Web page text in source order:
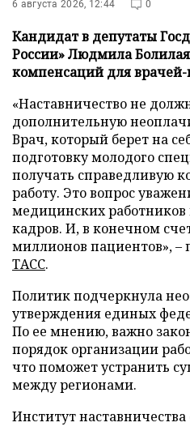
6 августа 2026, 12:44 0
Кандидат в депутаты
России» Людмила
компенсаций для врачей-
«Наставничество не
дополнительную
Врач, который берет на
подготовку молодого
получать справедливую
работу. Это вопрос
медицинских работников
кадров. И, в конечном
миллионов пациентов», –
ТАСС.
Политик подчеркнула
утверждения единых
По ее мнению, важно
порядок организации
что поможет устранить
между регионами.
Институт